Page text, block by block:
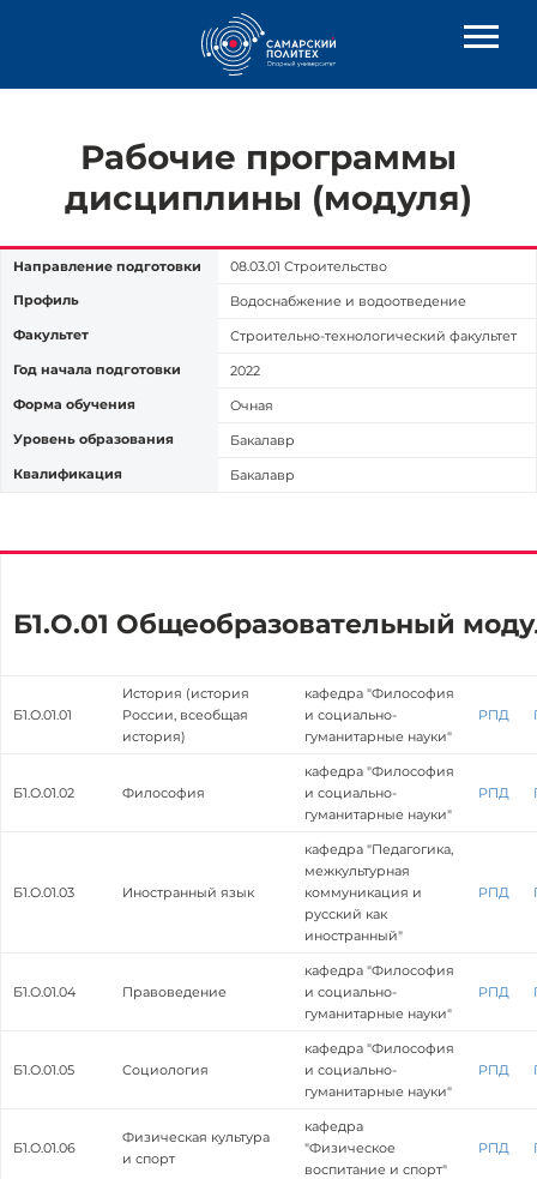
Рабочие программы
дисциплины (модуля)
Направление подготовки
08.03.01 Строительство
Профиль
Водоснабжение и водоотведение
Факультет
Строительно-технологический факультет
Год начала подготовки
2022
Форма обучения
Очная
Уровень образования
Бакалавр
Квалификация
Бакалавр
Б1.О.01 Общеобразовательный
Б1.О.01.01
История (история
России, всеобщая
история)
кафедра "Философия
и социально-
гуманитарные науки"
РПД
Б1.О.01.02 Философия
кафедра "Философия
и социально-
гуманитарные науки"
РПД
Б1.О.01.03 Иностранный язык
кафедра "Педагогика,
межкультурная
коммуникация и
русский как
иностранный"
РПД
Б1.О.01.04 Правоведение
кафедра "Философия
и социально-
гуманитарные науки"
РПД
Б1.О.01.05 Социология
кафедра "Философия
и социально-
гуманитарные науки"
РПД
Б1.О.01.06
Физическая культура
и спорт
кафедра
"Физическое
воспитание и спорт"
РПД